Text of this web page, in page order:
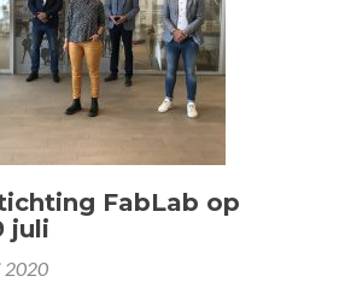
FabLab op
juli
2020